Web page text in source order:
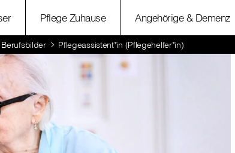
Pflege Zuhause Angehörige & Demenz
Berufsbilder Pflegeassistent*in (Pflegehelfer*in)